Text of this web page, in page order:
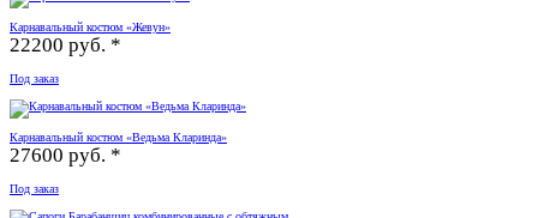
Карнавальный костюм «Жевун»
22200 руб. *
Под заказ
Карнавальный костюм «Ведьма Кларинда»
27600 руб. *
Под заказ